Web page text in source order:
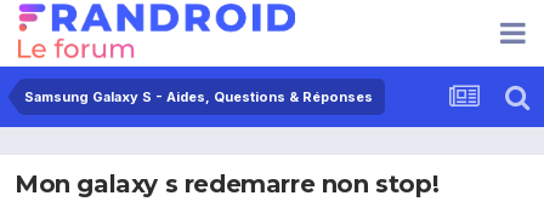
Samsung Galaxy S - Aides, Questions & Réponses
Mon galaxy s redemarre non stop!